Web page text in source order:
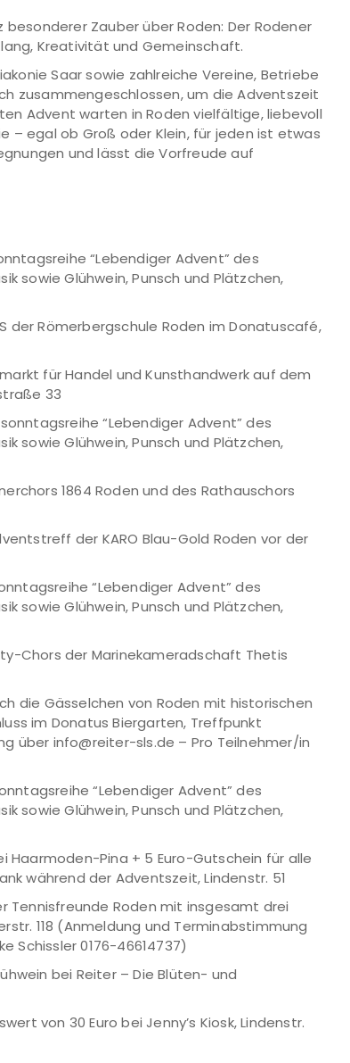
Zauber über Roden: Der Rodener
Kreativität und Gemeinschaft.
Saar sowie zahlreiche Vereine, Betriebe
zusammengeschlossen, um die Adventszeit
Advent warten in Roden vielfältige, liebevoll
egal ob Groß oder Klein, für jeden ist etwas
und lässt die Vorfreude auf
“Lebendiger Advent” des
sowie Glühwein, Punsch und Plätzchen,
der Römerbergschule Roden im Donatuscafé,
für Handel und Kunsthandwerk auf dem
33
“Lebendiger Advent” des
sowie Glühwein, Punsch und Plätzchen,
1864 Roden und des Rathauschors
der KARO Blau-Gold Roden vor der
“Lebendiger Advent” des
sowie Glühwein, Punsch und Plätzchen,
Chors der Marinekameradschaft Thetis
die Gässelchen von Roden mit historischen
im Donatus Biergarten, Treffpunkt
über info@reiter-sls.de – Pro Teilnehmer/in
“Lebendiger Advent” des
sowie Glühwein, Punsch und Plätzchen,
Haarmoden-Pina + 5 Euro-Gutschein für alle
während der Adventszeit, Lindenstr. 51
Tennisfreunde Roden mit insgesamt drei
118 (Anmeldung und Terminabstimmung
Schissler 0176-46614737)
bei Reiter – Die Blüten- und
von 30 Euro bei Jenny’s Kiosk, Lindenstr.